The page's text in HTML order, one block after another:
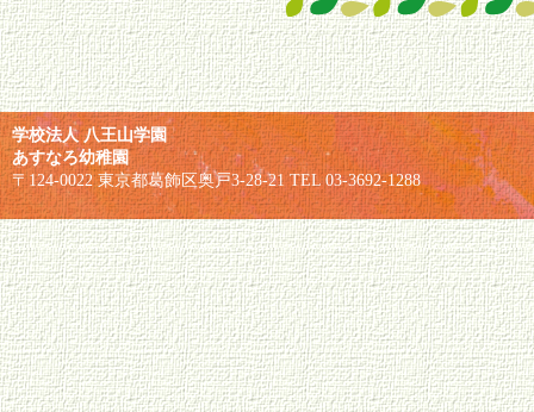
学校法人 八王山学園
あすなろ幼稚園
〒124-0022 東京都葛飾区奥戸3-28-21 TEL 03-3692-1288